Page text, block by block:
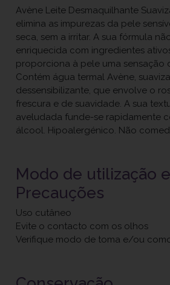
Avène Leite Desmaquilhante
elimina as impurezas da pele
seca, sem a irritar. A sua fórmula
enriquecida com ingredientes
proporciona à pele uma sensação
Contém água termal Avène,
dessensibilizante, que envolve o
frescura e de suavidade. A sua
aveludada funde-se rapidamente
álcool. Hipoalergénico. Não
Modo de utilização e
Precauções
Uso cutâneo
Evite o contacto com os olhos
Verifique modo de toma e/ou